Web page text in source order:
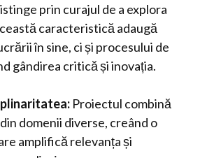
prin curajul de a explora
caracteristică adaugă
în sine, ci și procesului de
gândirea critică și inovația.
Proiectul combină
domenii diverse, creând o
amplifică relevanța și